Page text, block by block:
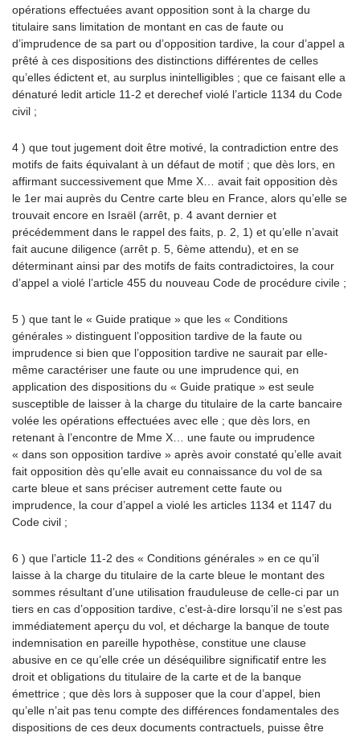
opérations effectuées avant opposition sont à la charge du
titulaire sans limitation de montant en cas de faute ou
d’imprudence de sa part ou d’opposition tardive, la cour d’appel a
prêté à ces dispositions des distinctions différentes de celles
qu’elles édictent et, au surplus inintelligibles ; que ce faisant elle a
dénaturé ledit article 11-2 et derechef violé l’article 1134 du Code
civil ;
4 ) que tout jugement doit être motivé, la contradiction entre des
motifs de faits équivalant à un défaut de motif ; que dès lors, en
affirmant successivement que Mme X… avait fait opposition dès
le 1er mai auprès du Centre carte bleu en France, alors qu’elle se
trouvait encore en Israël (arrêt, p. 4 avant dernier et
précédemment dans le rappel des faits, p. 2, 1) et qu’elle n’avait
fait aucune diligence (arrêt p. 5, 6ème attendu), et en se
déterminant ainsi par des motifs de faits contradictoires, la cour
d’appel a violé l’article 455 du nouveau Code de procédure civile ;
5 ) que tant le « Guide pratique » que les « Conditions
générales » distinguent l’opposition tardive de la faute ou
imprudence si bien que l’opposition tardive ne saurait par elle-
même caractériser une faute ou une imprudence qui, en
application des dispositions du « Guide pratique » est seule
susceptible de laisser à la charge du titulaire de la carte bancaire
volée les opérations effectuées avec elle ; que dès lors, en
retenant à l’encontre de Mme X… une faute ou imprudence
« dans son opposition tardive » après avoir constaté qu’elle avait
fait opposition dès qu’elle avait eu connaissance du vol de sa
carte bleue et sans préciser autrement cette faute ou
imprudence, la cour d’appel a violé les articles 1134 et 1147 du
Code civil ;
6 ) que l’article 11-2 des « Conditions générales » en ce qu’il
laisse à la charge du titulaire de la carte bleue le montant des
sommes résultant d’une utilisation frauduleuse de celle-ci par un
tiers en cas d’opposition tardive, c’est-à-dire lorsqu’il ne s’est pas
immédiatement aperçu du vol, et décharge la banque de toute
indemnisation en pareille hypothèse, constitue une clause
abusive en ce qu’elle crée un déséquilibre significatif entre les
droit et obligations du titulaire de la carte et de la banque
émettrice ; que dès lors à supposer que la cour d’appel, bien
qu’elle n’ait pas tenu compte des différences fondamentales des
dispositions de ces deux documents contractuels, puisse être